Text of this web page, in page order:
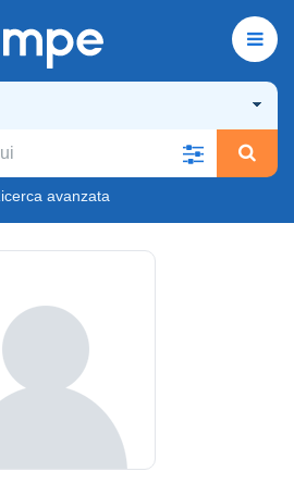
avanzata